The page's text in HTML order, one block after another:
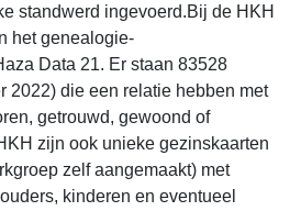
standwerd ingevoerd.Bij de HKH
het genealogie-
Data 21. Er staan 83528
2022) die een relatie hebben met
getrouwd, gewoond of
zijn ook unieke gezinskaarten
zelf aangemaakt) met
kinderen en eventueel